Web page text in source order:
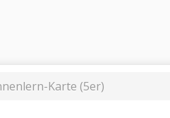
Karte (5er)